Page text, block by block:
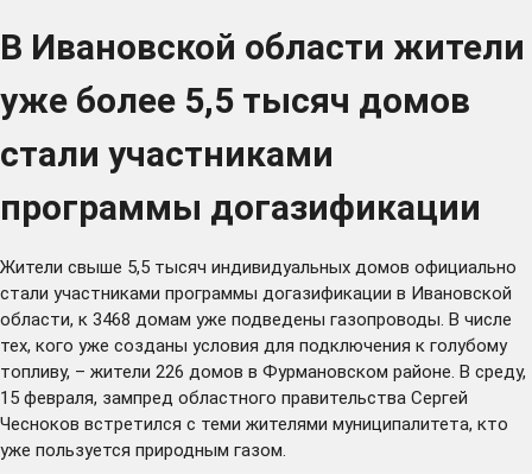
В Ивановской области жители
уже более 5,5 тысяч домов
стали участниками
программы догазификации
Жители свыше 5,5 тысяч индивидуальных домов официально
стали участниками программы догазификации в Ивановской
области, к 3468 домам уже подведены газопроводы. В числе
тех, кого уже созданы условия для подключения к голубому
топливу, – жители 226 домов в Фурмановском районе. В среду,
15 февраля, зампред областного правительства Сергей
Чесноков встретился с теми жителями муниципалитета, кто
уже пользуется природным газом.